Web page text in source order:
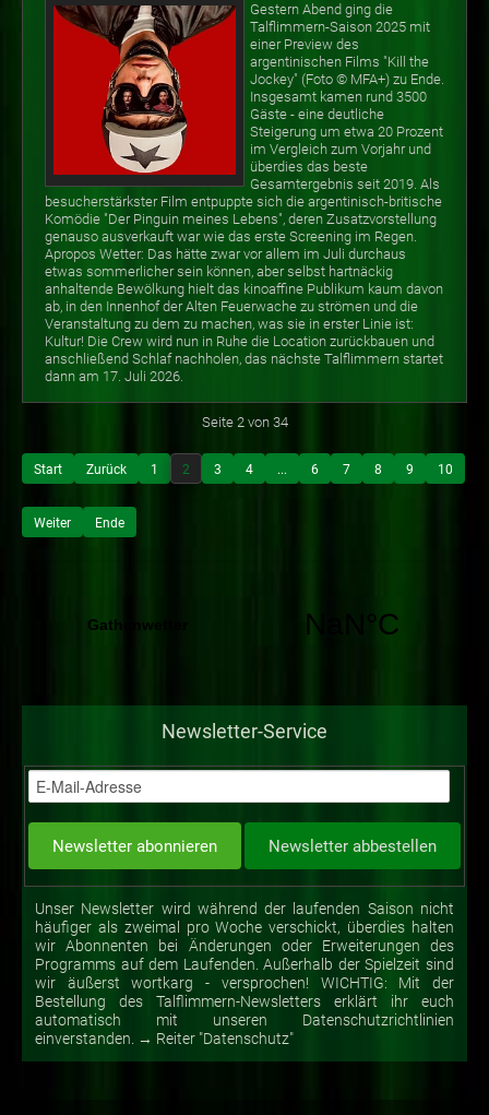
Gestern Abend ging die
Talflimmern-Saison 2025 mit
einer Preview des
argentinischen Films "Kill the
Jockey" (Foto © MFA+) zu Ende.
Insgesamt kamen rund 3500
Gäste - eine deutliche
Steigerung um etwa 20 Prozent
im Vergleich zum Vorjahr und
überdies das beste
Gesamtergebnis seit 2019. Als
besucherstärkster Film entpuppte sich die argentinisch-britische
Komödie "Der Pinguin meines Lebens", deren Zusatzvorstellung
genauso ausverkauft war wie das erste Screening im Regen.
Apropos Wetter: Das hätte zwar vor allem im Juli durchaus
etwas sommerlicher sein können, aber selbst hartnäckig
anhaltende Bewölkung hielt das kinoaffine Publikum kaum davon
ab, in den Innenhof der Alten Feuerwache zu strömen und die
Veranstaltung zu dem zu machen, was sie in erster Linie ist:
Kultur! Die Crew wird nun in Ruhe die Location zurückbauen und
anschließend Schlaf nachholen, das nächste Talflimmern startet
dann am 17. Juli 2026.
Seite 2 von 34
Start Zurück 1 2 3 4 ... 6 7 8 9 10
Weiter Ende
Newsletter-Service
Unser Newsletter wird während der laufenden Saison nicht
häufiger als zweimal pro Woche verschickt, überdies halten
wir Abonnenten bei Änderungen oder Erweiterungen des
Programms auf dem Laufenden. Außerhalb der Spielzeit sind
wir äußerst wortkarg - versprochen! WICHTIG: Mit der
Bestellung des Talflimmern-Newsletters erklärt ihr euch
automatisch mit unseren Datenschutzrichtlinien
einverstanden. → Reiter "Datenschutz"